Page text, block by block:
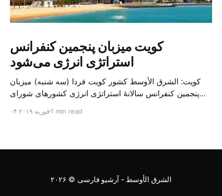
کویت میزبان پنجمین کنفرانس
استراتژی انرژی می‌شود
کویت: الشرق الأوسط کشور کویت فردا (سه شنبه) میزبان
پنجمین کنفرانس سالانهٔ استراتژی انرژی کشورهای شورای
متخصص از شرکت‌های جهانی نفت و گاز در این کنفرانس
۰۴ فوریه ۲۰۱۹1 min read
الشرق الأوسط - آرشیو فارسی © ۲۰۲۶